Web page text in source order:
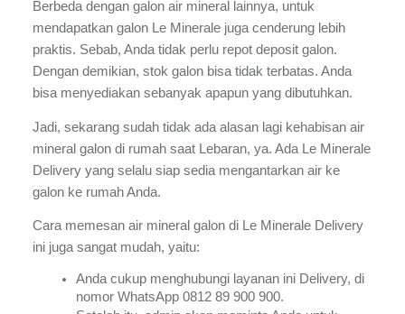
Berbeda dengan galon air mineral lainnya, untuk
mendapatkan galon Le Minerale juga cenderung lebih
praktis. Sebab, Anda tidak perlu repot deposit galon.
Dengan demikian, stok galon bisa tidak terbatas. Anda
bisa menyediakan sebanyak apapun yang dibutuhkan.
Jadi, sekarang sudah tidak ada alasan lagi kehabisan air
mineral galon di rumah saat Lebaran, ya. Ada Le Minerale
Delivery yang selalu siap sedia mengantarkan air ke
galon ke rumah Anda.
Cara memesan air mineral galon di Le Minerale Delivery
ini juga sangat mudah, yaitu:
Anda cukup menghubungi layanan ini Delivery, di
nomor WhatsApp 0812 89 900 900.